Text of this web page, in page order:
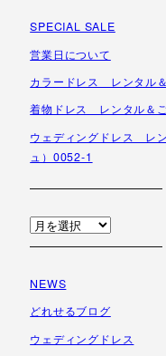
SPECIAL SALE
営業日について
カラードレス レンタル
着物ドレス レンタル＆
ウェディングドレス レ
ュ）0052-1
ア
ー
イ
ブ
NEWS
どれせるブログ
ウェディングドレス